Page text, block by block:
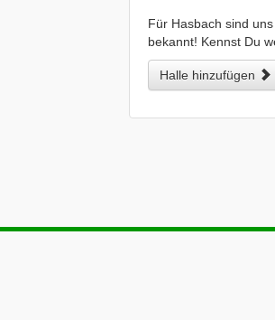
Für Hasbach sind
bekannt! Kennst Du
Halle hinzufügen